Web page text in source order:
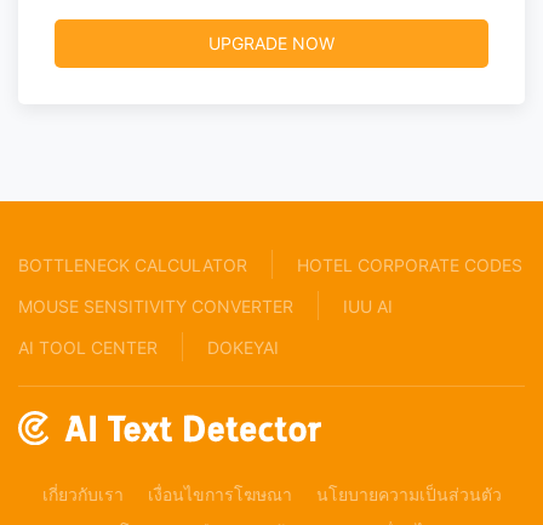
UPGRADE NOW
BOTTLENECK CALCULATOR
HOTEL CORPORATE CODES
MOUSE SENSITIVITY CONVERTER
IUU AI
AI TOOL CENTER
DOKEYAI
เกี่ยวกับเรา เงื่อนไขการโฆษณา
นโยบายความเป็นส่วนตัว